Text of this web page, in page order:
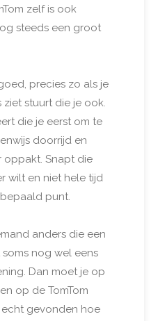
zelf is ook
steeds een groot
precies zo als je
stuurt die je ook.
die je eerst om te
doorrijd en
oppakt. Snapt die
wilt en niet hele tijd
punt.
anders die een
nog wel eens
Dan moet je op
op de TomTom
gevonden hoe